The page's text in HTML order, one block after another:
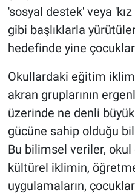
'sosyal destek' veya
gibi başlıklarla
hedefinde yine
Okullardaki eğitim
akran gruplarının
üzerinde ne denli
gücüne sahip olduğu
Bu bilimsel veriler, okul
kültürel iklimin,
uygulamaların,